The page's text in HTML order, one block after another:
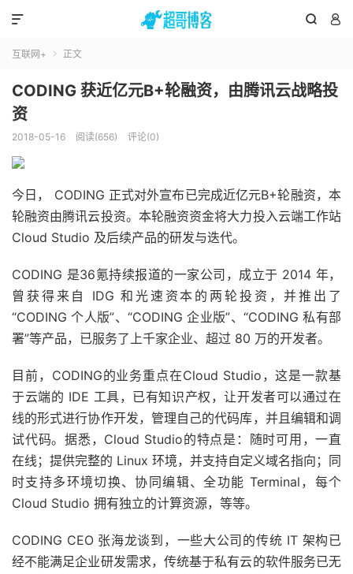
 

互联网+  正文
CODING 获近亿元B+轮融资，由腾讯云战略投
资
2018-05-16 阅读(656) 评论(0)
今日， CODING 正式对外宣布已完成近亿元B+轮融资，本
轮融资由腾讯云投资。本轮融资资金将大力投入云端工作站
Cloud Studio 及后续产品的研发与迭代。
CODING 是36氪持续报道的一家公司，成立于 2014 年，
曾获得来自 IDG 和光速资本的两轮投资，并推出了
“CODING 个人版”、“CODING 企业版”、“CODING 私有部
署”等产品，已服务了上千家企业、超过 80 万的开发者。
目前，CODING的业务重点在Cloud Studio，这是一款基
于云端的 IDE 工具，已有知识产权，让开发者可以通过在
线的形式进行协作开发，管理自己的代码库，并且编辑和调
试代码。据悉，Cloud Studio的特点是：随时可用，一直
在线；提供完整的 Linux 环境，并支持自定义域名指向；同
时支持多环境切换、协同编辑、全功能 Terminal，每个
Cloud Studio 拥有独立的计算资源，等等。
CODING CEO 张海龙谈到，一些大公司的传统 IT 架构已
经不能满足企业研发需求，传统基于私有云的软件服务已无